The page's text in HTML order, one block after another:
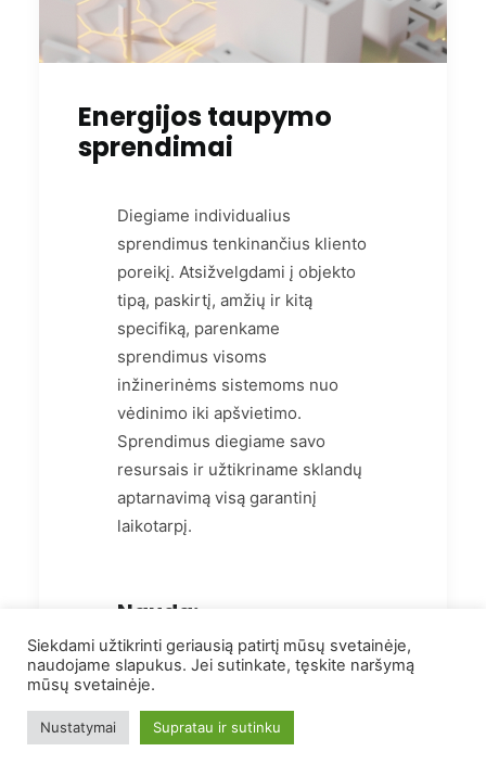
Energijos taupymo
sprendimai
Diegiame individualius
sprendimus tenkinančius kliento
poreikį. Atsižvelgdami į objekto
tipą, paskirtį, amžių ir kitą
specifiką, parenkame
sprendimus visoms
inžinerinėms sistemoms nuo
vėdinimo iki apšvietimo.
Sprendimus diegiame savo
resursais ir užtikriname sklandų
aptarnavimą visą garantinį
laikotarpį.
Nauda:
Gausite investicinius
sprendimus ir rekomendacijas
energijos taupymui.
Siekdami užtikrinti geriausią patirtį mūsų svetainėje,
naudojame slapukus. Jei sutinkate, tęskite naršymą
mūsų svetainėje.
Nustatymai Supratau ir sutinku